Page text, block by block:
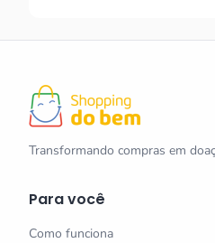
Transformando compras em
Para você
Como funciona